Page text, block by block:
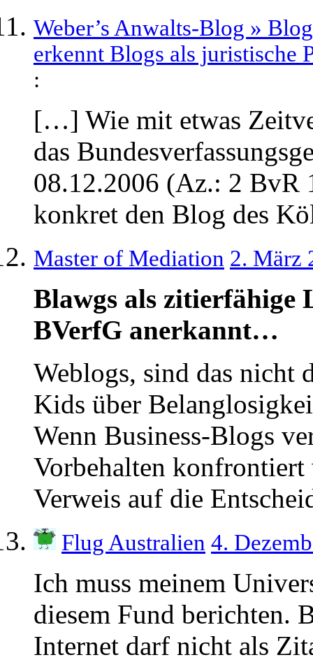
Weber’s Anwalts-Blog »
erkennt Blogs als juristische
:
[…] Wie mit etwas
das
08.12.2006 (Az.: 2 BvR
konkret den Blog des
Master of Mediation 2. März
Blawgs als zitierfähige
BVerfG anerkannt…
Weblogs, sind das nicht
Kids über
Wenn Business-Blogs
Vorbehalten
Verweis auf die
Flug Australien 4.
Ich muss meinem
diesem Fund berichten.
Internet darf nicht als